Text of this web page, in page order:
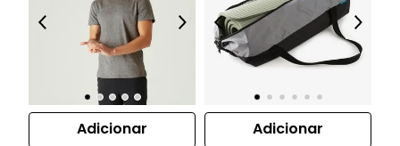
Adicionar Adicionar